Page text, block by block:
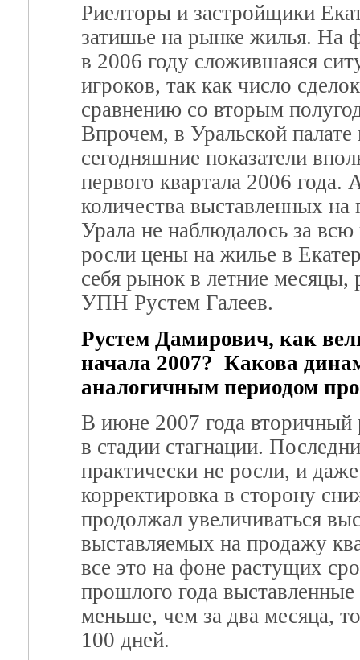
Риелторы и застройщики
затишье на рынке жилья. На
в 2006 году сложившаяся
игроков, так как число
сравнению со вторым
Впрочем, в Уральской
сегодняшние показатели
первого квартала 2006 года.
количества выставленных
Урала не наблюдалось за
росли цены на жилье в
себя рынок в летние месяцы,
УПН Рустем Галеев.
Рустем Дамирович, как
начала 2007? Какова
аналогичным периодом
В июне 2007 года вторичный
в стадии стагнации.
практически не росли, и
корректировка в сторону
продолжал увеличиваться
выставляемых на продажу
все это на фоне растущих
прошлого года
меньше, чем за два месяца,
100 дней.